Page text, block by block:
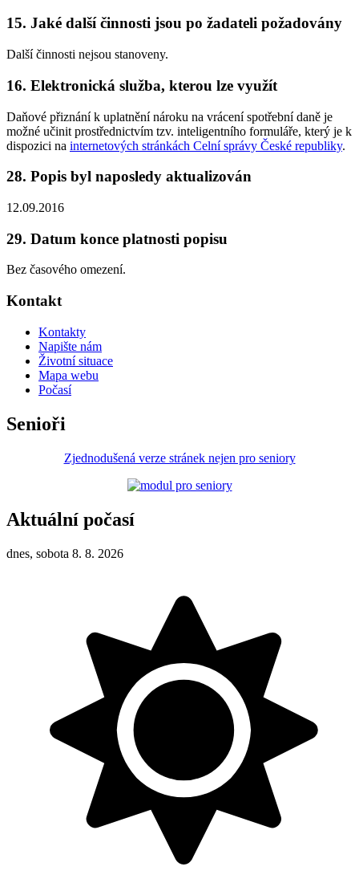
15. Jaké další činnosti jsou po žadateli požadovány
Další činnosti nejsou stanoveny.
16. Elektronická služba, kterou lze využít
Daňové přiznání k uplatnění nároku na vrácení spotřební daně je
možné učinit prostřednictvím tzv. inteligentního formuláře, který je k
dispozici na internetových stránkách Celní správy České republiky.
28. Popis byl naposledy aktualizován
12.09.2016
29. Datum konce platnosti popisu
Bez časového omezení.
Kontakt
Kontakty
Napište nám
Životní situace
Mapa webu
Počasí
Senioři
Zjednodušená verze stránek nejen pro seniory
Aktuální počasí
dnes, sobota 8. 8. 2026